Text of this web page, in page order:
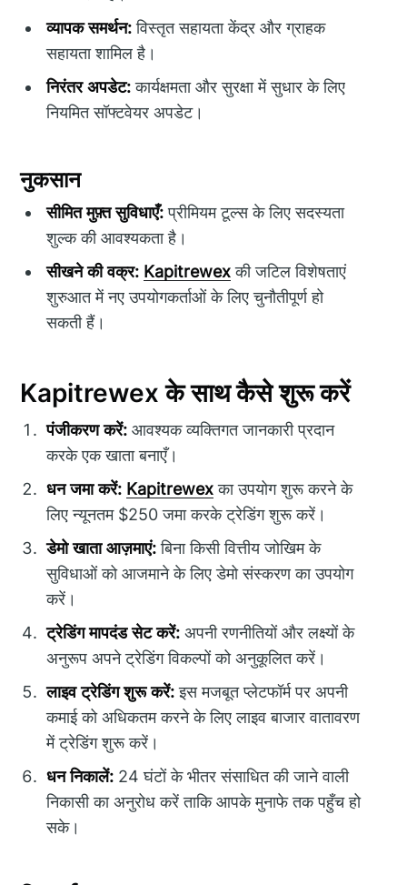
व्यापक समर्थन:विस्तृत सहायता केंद्र और ग्राहक
सहायता शामिल है।
निरंतर अपडेट:कार्यक्षमता और सुरक्षा में सुधार के लिए
नियमित सॉफ्टवेयर अपडेट।
नुकसान
सीमित मुफ़्त सुविधाएँ:प्रीमियम टूल्स के लिए सदस्यता
शुल्क की आवश्यकता है।
सीखने की वक्र: Kapitrewexकी जटिल विशेषताएं
शुरुआत में नए उपयोगकर्ताओं के लिए चुनौतीपूर्ण हो
सकती हैं।
Kapitrewex के साथ कैसे शुरू करें
पंजीकरण करें: आवश्यक व्यक्तिगत जानकारी प्रदान
करके एक खाता बनाएँ।
धन जमा करें: Kapitrewexका उपयोग शुरू करने के
लिए न्यूनतम $250 जमा करके ट्रेडिंग शुरू करें।
डेमो खाता आज़माएं:बिना किसी वित्तीय जोखिम के
सुविधाओं को आजमाने के लिए डेमो संस्करण का उपयोग
करें।
ट्रेडिंग मापदंड सेट करें: अपनी रणनीतियों और लक्ष्यों के
अनुरूप अपने ट्रेडिंग विकल्पों को अनुकूलित करें।
लाइव ट्रेडिंग शुरू करें:इस मजबूत प्लेटफॉर्म पर अपनी
कमाई को अधिकतम करने के लिए लाइव बाजार वातावरण
में ट्रेडिंग शुरू करें।
धन निकालें: 24 घंटों के भीतर संसाधित की जाने वाली
निकासी का अनुरोध करें ताकि आपके मुनाफे तक पहुँच हो
सके।